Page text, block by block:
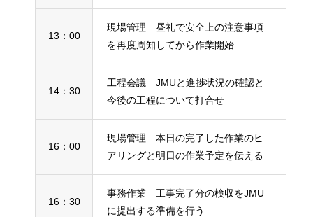
13：00
現場管理 昼礼で安全上の注意事項
を再度周知してから作業開始
14：30
工程会議 JMUと進捗状況の確認と
今後の工程について打合せ
16：00
現場管理 本日の完了した作業のヒ
アリングと明日の作業予定を伝える
16：30
事務作業 工事完了分の検収をJMU
に提出する準備を行う